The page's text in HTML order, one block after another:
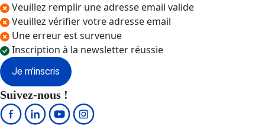
Veuillez remplir une adresse email valide
Veuillez vérifier votre adresse email
Une erreur est survenue
Inscription à la newsletter réussie
Je m'inscris
Suivez-nous !